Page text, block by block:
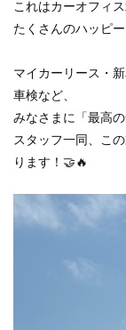
これはカーオフィ
たくさんのハッピ
マイカーリース・
車検など、
みなさまに「最高
スタッフ一同、こ
ります！🤝🔥